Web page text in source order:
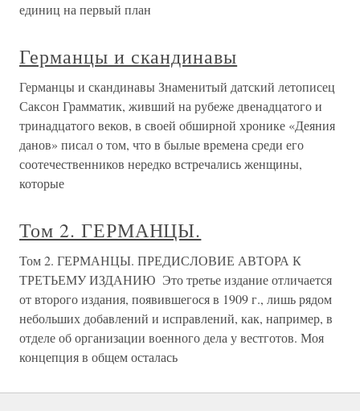
единиц на первый план
Германцы и скандинавы
Германцы и скандинавы Знаменитый датский летописец
Саксон Грамматик, живший на рубеже двенадцатого и
тринадцатого веков, в своей обширной хронике «Деяния
данов» писал о том, что в былые времена среди его
соотечественников нередко встречались женщины,
которые
Том 2. ГЕРМАНЦЫ.
Том 2. ГЕРМАНЦЫ. ПРЕДИСЛОВИЕ АВТОРА К
ТРЕТЬЕМУ ИЗДАНИЮ Это третье издание отличается
от второго издания, появившегося в 1909 г., лишь рядом
небольших добавлений и исправлений, как, например, в
отделе об организации военного дела у вестготов. Моя
концепция в общем осталась